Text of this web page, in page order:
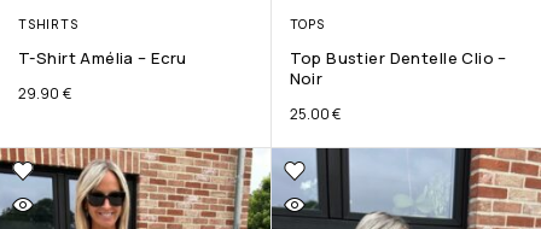
TSHIRTS
T-Shirt Amélia – Ecru
29.90 €
TOPS
Top Bustier Dentelle Clio –
Noir
25.00€